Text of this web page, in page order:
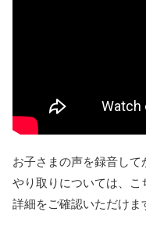
お子さまの声を録音して
やり取りについては、こ
詳細をご確認いただけま